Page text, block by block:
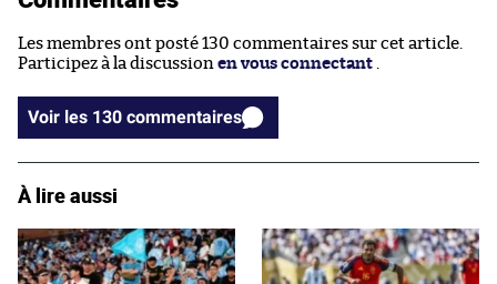
Les membres ont posté 130 commentaires sur cet article.
Participez à la discussion en vous connectant
Voir les 130 commentaires
À lire aussi